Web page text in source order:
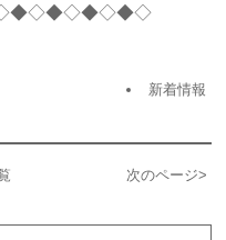
新着情報
次のページ>